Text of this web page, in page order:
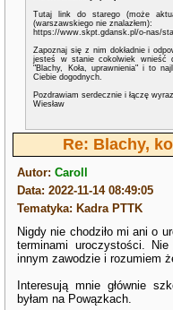
Tutaj link do starego (może
(warszawskiego nie znalazłem):
https://www.skpt.gdansk.pl/o-nas/
Zapoznaj się z nim dokładnie i
jesteś w stanie cokolwiek wnieść
"Blachy, Koła, uprawnienia" i to
Ciebie dogodnych.
Pozdrawiam serdecznie i łączę
Wiesław
Re: Blachy,
Autor:Caroll
Data: 2022-11-14 08:49:05
Tematyka: Kadra PTTK
Nigdy nie chodziło mi ani o
terminami uroczystości.
innym zawodzie i rozumiem
Interesują mnie głównie
byłam na Powązkach.